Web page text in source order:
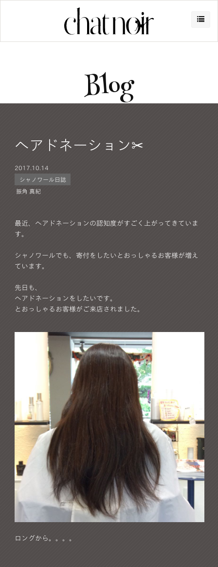
Blog
ヘアドネーション‪✂︎‬
2017. 10.14
シャノワール日誌
振角 真紀
最近、ヘアドネーションの認知度がすごく上がってきていま
す。
シャノワールでも、寄付をしたいとおっしゃるお客様が増え
ています。
先日も、
ヘアドネーションをしたいです。
とおっしゃるお客様がご来店されました。
ロングから。。。。